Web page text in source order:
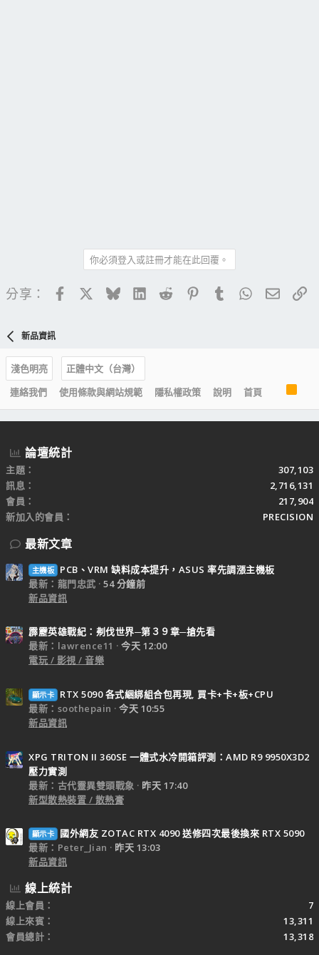
你必須登入或註冊才能在此回覆。
分享： FacebookBlueskyLinkedIn
Reddit PinterestTumblrWhatsApp
電子
新品資訊
淺色明亮
正體中文（台灣）
連絡我們
使用條款與網站規範 隱私權政策 說明 首頁
S
論壇統計
主題
307,103
訊息
2,716,131
會員
217,904
新加入的會員
PRECISION
最新文章
主機板
PCB、VRM 缺料成本提升，ASUS 率先調漲主機板
最新：龍門忠武
54 分鐘前
新品資訊
霹靂英雄戰紀：刜伐世界─第３９章─搶先看
最新：lawrence11
今天 12:00
電玩 / 影視 / 音樂
顯示卡
RTX 5090 各式綑綁組合包再現, 買卡+卡+板+CPU
最新：soothepain
今天 10:55
新品資訊
XPG TRITON II 360SE 一體式水冷開箱評測：AMD R9 9950X3D2
壓力實測
最新：古代靈異雙頭戰象
昨天 17:40
新型散熱裝置 / 散熱膏
顯示卡
國外網友 ZOTAC RTX 4090 送修四次最後換來 RTX 5090
最新：Peter_Jian
昨天 13:03
新品資訊
線上統計
線上會員
7
線上來賓
13,311
會員總計
13,318